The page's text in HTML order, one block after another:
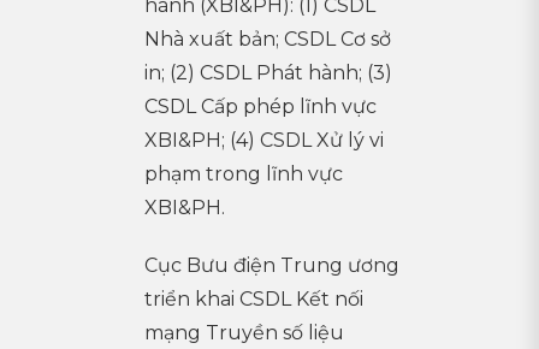
hành (XBI&PH): (1) CSDL
Nhà xuất bản; CSDL Cơ sở
in; (2) CSDL Phát hành; (3)
CSDL Cấp phép lĩnh vực
XBI&PH; (4) CSDL Xử lý vi
phạm trong lĩnh vực
XBI&PH.
Cục Bưu điện Trung ương
triển khai CSDL Kết nối
mạng Truyền số liệu